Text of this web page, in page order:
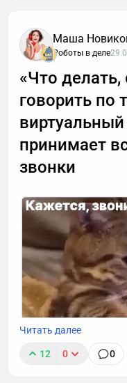
Маша
Роботы в деле
«Что
говорить по
виртуальный
принимает
звонки
Читать далее
12 0 0